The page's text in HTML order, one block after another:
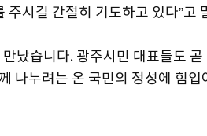
시길 간절히 기도하고 있다”고
났습니다. 광주시민 대표들도 곧
나누려는 온 국민의 정성에 힘입